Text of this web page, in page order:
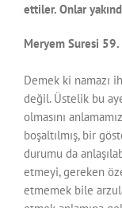
ettiler. Onlar
Meryem Suresi 59.
Demek ki namazı
değil. Üstelik bu
olmasını
boşaltılmış, bir
durumu da
etmeyi, gereken
etmemek bile